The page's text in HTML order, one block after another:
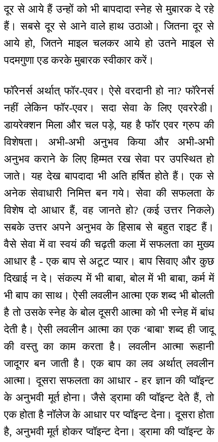
दूर से आये हैं उन्हों को भी बापदादा स्नेह से मुबारक दे रहे
हैं। सबसे दूर से आने वाले हाथ उठाओ। जितना दूर से
आये हो, जितने माइल चलकर आये हो उतने माइल से
पदमगुणा एड करके मुबारक स्वीकार करें।
फॉरेनर्स अर्थात् फॉर-एवर। ऐसे वरदानी हो ना? फॉरेनर्स
नहीं लेकिन फॉर-एवर। सदा सेवा के लिए एवररेडी।
डायरेक्शन मिला और चल पड़े, यह है फॉर एवर ग्रुप की
विशेषता। अभी-अभी अनुभव किया और अभी-अभी
अनुभव कराने के लिए हिम्मत रख सेवा पर उपस्थित हो
जाते। यह देख बापदादा भी अति हर्षित होते हैं। एक से
अनेक सेवाधारी निमित्त बन गये। सेवा की सफलता के
विशेष दो आधार हैं, वह जानते हो? (कई उत्तर निकले)
सबके उत्तर अपने अनुभव के हिसाब से बहुत राइट हैं।
वैसे सेवा में वा स्वयं की चढ़ती कला में सफलता का मुख्य
आधार है - एक बाप से अटूट प्यार। बाप सिवाए और कुछ
दिखाई न दे। संकल्प में भी बाबा, बोल में भी बाबा, कर्म में
भी बाप का साथ। ऐसी लवलीन आत्मा एक शब्द भी बोलती
है तो उसके स्नेह के बोल दूसरी आत्मा को भी स्नेह में बांध
देती है। ऐसी लवलीन आत्मा का एक ‘बाबा' शब्द ही जादू
की वस्तु का काम करता है। लवलीन आत्मा रूहानी
जादूगर बन जाती है। एक बाप का लव अर्थात् लवलीन
आत्मा। दूसरा सफलता का आधार - हर ज्ञान की प्वॉइन्ट
के अनुभवी मूर्त होना। जैसे ड्रामा की प्वॉइन्ट देते हैं, तो
एक होता है नॉलेज के आधार पर प्वॉइन्ट देना। दूसरा होता
है, अनुभवी मूर्त होकर प्वॉइन्ट देना। ड्रामा की प्वॉइन्ट के